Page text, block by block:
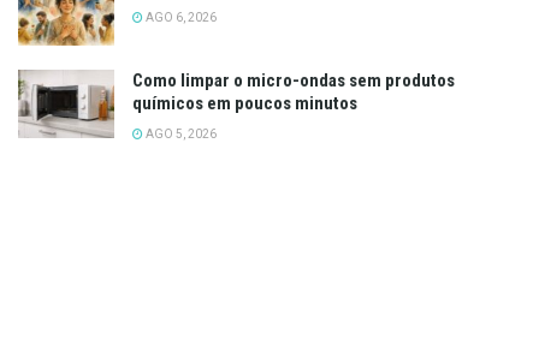
AGO 6, 2026
Como limpar o micro-ondas sem produtos
químicos em poucos minutos
AGO 5, 2026